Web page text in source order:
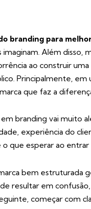
branding para
Além disso,
ao construir
Principalmente,
que faz a
branding vai muito
experiência do
que esperar ao entrar
bem estruturada
resultar em
começar com